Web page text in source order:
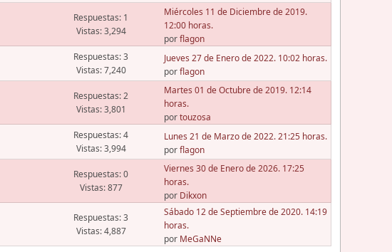
Respuestas: 1
Vistas: 3,294
Miércoles 11 de Diciembre de 2019.
12:00 horas.
porflagon
Respuestas: 3
Vistas: 7,240
Jueves 27 de Enero de 2022. 10:02 horas.
porflagon
Respuestas: 2
Vistas: 3,801
Martes 01 de Octubre de 2019. 12:14
horas.
portouzosa
Respuestas: 4
Vistas: 3,994
Lunes 21 de Marzo de 2022. 21:25 horas.
porflagon
Respuestas: 0
Vistas: 877
Viernes 30 de Enero de 2026. 17:25
horas.
por Dikxon
Respuestas: 3
Vistas: 4,887
Sábado 12 de Septiembre de 2020. 14:19
horas.
por MeGaNNe